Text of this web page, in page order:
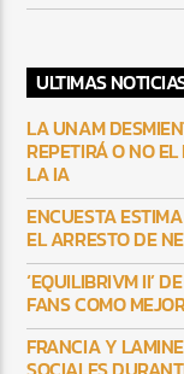
ULTIMAS
LA UNAM
REPETIRÁ O NO
LA IA
ENCUESTA
EL ARRESTO DE
‘EQUILIBRIVM II’
FANS COMO
FRANCIA Y